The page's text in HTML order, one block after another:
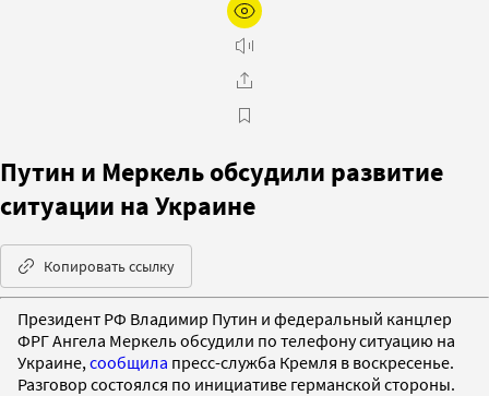
Путин и Меркель обсудили развитие
ситуации на Украине
Копировать ссылку
Президент РФ Владимир Путин и федеральный канцлер
ФРГ Ангела Меркель обсудили по телефону ситуацию на
Украине, сообщила пресс-служба Кремля в воскресенье.
Разговор состоялся по инициативе германской стороны.